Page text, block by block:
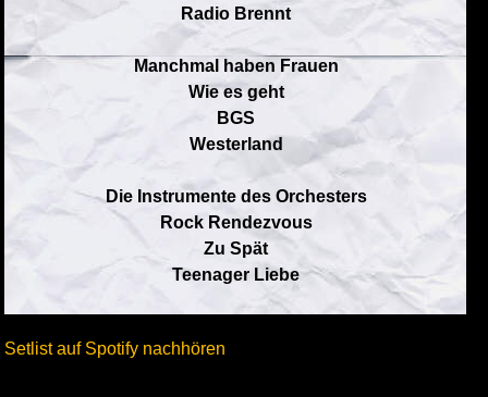
Radio Brennt
Manchmal haben Frauen
Wie es geht
BGS
Westerland
Die Instrumente des Orchesters
Rock Rendezvous
Zu Spät
Teenager Liebe
Setlist auf Spotify nachhören